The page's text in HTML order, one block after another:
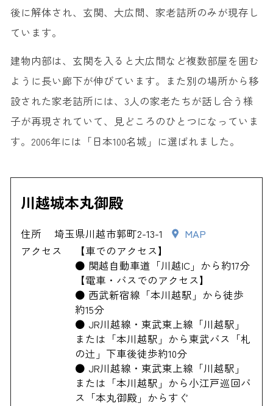
後に解体され、玄関、大広間、家老詰所のみが現存し
ています。
建物内部は、玄関を入ると大広間など複数部屋を囲む
ように長い廊下が伸びています。また別の場所から移
設された家老詰所には、3人の家老たちが話し合う様
子が再現されていて、見どころのひとつになっていま
す。2006年には「日本100名城」に選ばれました。
川越城本丸御殿
住所 埼玉県川越市郭町2-13-1
MAP
アクセス
【車でのアクセス】
● 関越自動車道「川越IC」から約17分
【電車・バスでのアクセス】
● 西武新宿線「本川越駅」から徒歩
約15分
● JR川越線・東武東上線「川越駅」
または「本川越駅」から東武バス「札
の辻」下車後徒歩約10分
● JR川越線・東武東上線「川越駅」
または「本川越駅」から小江戸巡回バ
ス「本丸御殿」からすぐ